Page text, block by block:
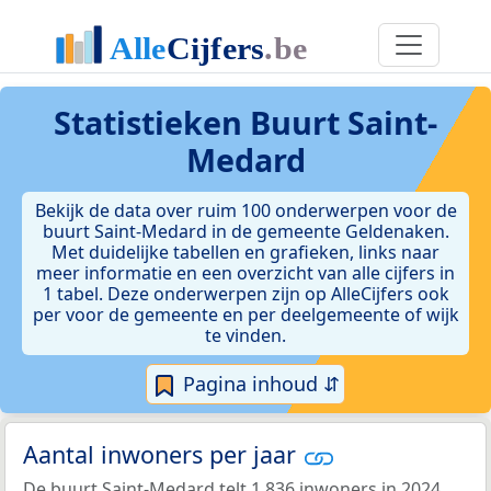
Statistieken Buurt Saint-
Medard
Bekijk de data over ruim 100 onderwerpen voor de
buurt Saint-Medard in de gemeente Geldenaken.
Met duidelijke tabellen en grafieken, links naar
meer informatie en een overzicht van alle cijfers in
1 tabel. Deze onderwerpen zijn op AlleCijfers ook
per voor de gemeente en per deelgemeente of wijk
te vinden.
Pagina inhoud ⇵
Aantal inwoners per jaar